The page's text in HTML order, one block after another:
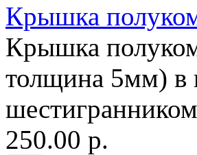
Крышка
Крышка
толщина 5мм) в
250.00 р.